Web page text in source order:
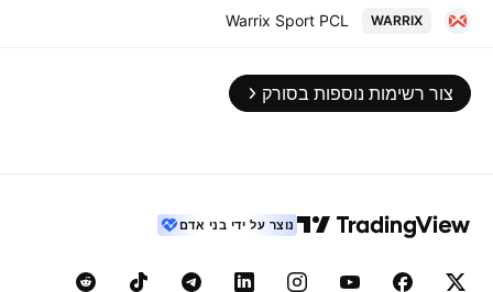
WARRIX
Warrix Sport PCL
צור רשימות נוספות בסורק
נוצר על ידי בני אדם